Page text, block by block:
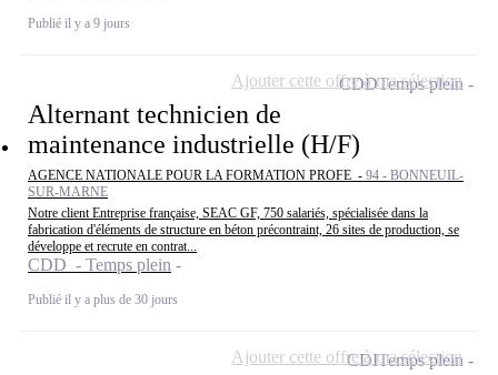
Publié il y a 9 jours
Alternant technicien de
maintenance industrielle (H/F)
AGENCE NATIONALE POUR LA FORMATION PROFE - 94 - BONNEUIL-
SUR-MARNE
Notre client Entreprise française, SEAC GF, 750 salariés, spécialisée dans la
fabrication d'éléments de structure en béton précontraint, 26 sites de production, se
développe et recrute en contrat...
CDD - Temps plein
Publié il y a plus de 30 jours
CDDTemps plein
Ajouter cette offre à ma sélection
CDITemps plein
Ajouter cette offre à ma sélection